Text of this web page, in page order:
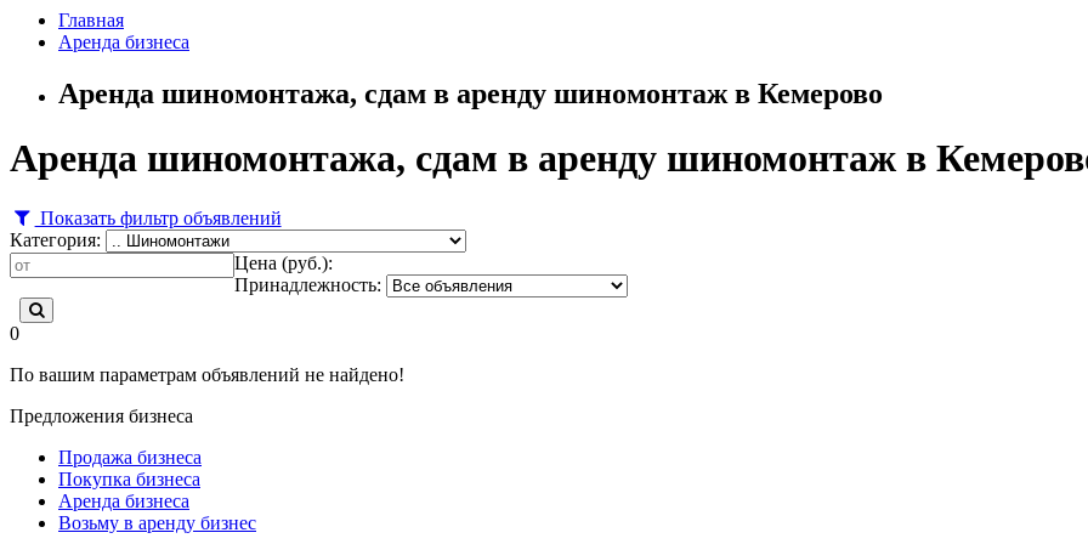
Главная
Аренда бизнеса
Аренда шиномонтажа, сдам в аренду шиномонтаж в Кемерово
Аренда шиномонтажа, сдам в аренду шиномонтаж в
Показать фильтр объявлений
Категория:
Цена (руб.):
Принадлежность:
0
По вашим параметрам объявлений не найдено!
Предложения бизнеса
Продажа бизнеса
Покупка бизнеса
Аренда бизнеса
Возьму в аренду бизнес